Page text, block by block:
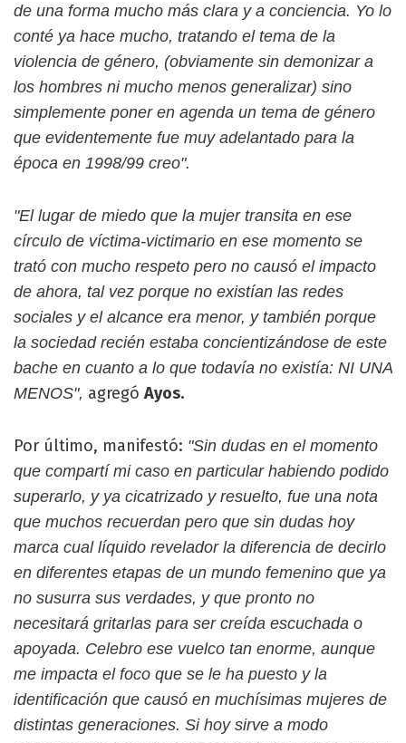
de una forma mucho más clara y a conciencia. Yo lo
conté ya hace mucho, tratando el tema de la
violencia de género, (obviamente sin demonizar a
los hombres ni mucho menos generalizar) sino
simplemente poner en agenda un tema de género
que evidentemente fue muy adelantado para la
época en 1998/99 creo".
"El lugar de miedo que la mujer transita en ese
círculo de víctima-victimario en ese momento se
trató con mucho respeto pero no causó el impacto
de ahora, tal vez porque no existían las redes
sociales y el alcance era menor, y también porque
la sociedad recién estaba concientizándose de este
bache en cuanto a lo que todavía no existía: NI UNA
MENOS", agregó Ayos.
Por último, manifestó: "Sin dudas en el momento
que compartí mi caso en particular habiendo podido
superarlo, y ya cicatrizado y resuelto, fue una nota
que muchos recuerdan pero que sin dudas hoy
marca cual líquido revelador la diferencia de decirlo
en diferentes etapas de un mundo femenino que ya
no susurra sus verdades, y que pronto no
necesitará gritarlas para ser creída escuchada o
apoyada. Celebro ese vuelco tan enorme, aunque
me impacta el foco que se le ha puesto y la
identificación que causó en muchísimas mujeres de
distintas generaciones. Si hoy sirve a modo